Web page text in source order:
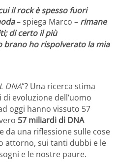
il rock è spesso fuori
– spiega Marco – rimane
di certo il più
brano ho rispolverato la mia
DNA“? Una ricerca stima
evoluzione dell’uomo
oggi hanno vissuto 57
57 miliardi di DNA
da una riflessione sulle cose
attorno, sui tanti dubbi e le
e le nostre paure.